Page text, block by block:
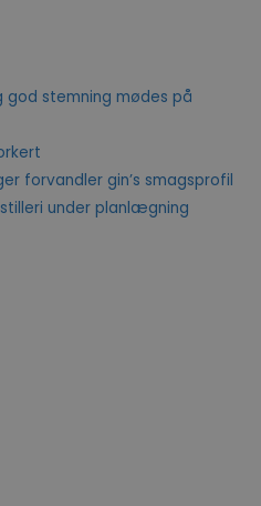
god stemning mødes på
forvandler gin’s smagsprofil
under planlægning